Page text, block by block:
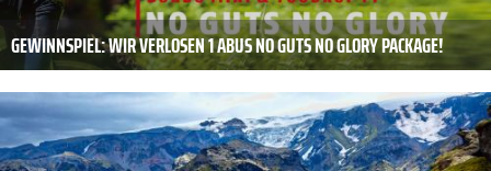
GEWINNSPIEL: WIR VERLOSEN 1 ABUS NO GUTS NO GLORY PACKAGE!